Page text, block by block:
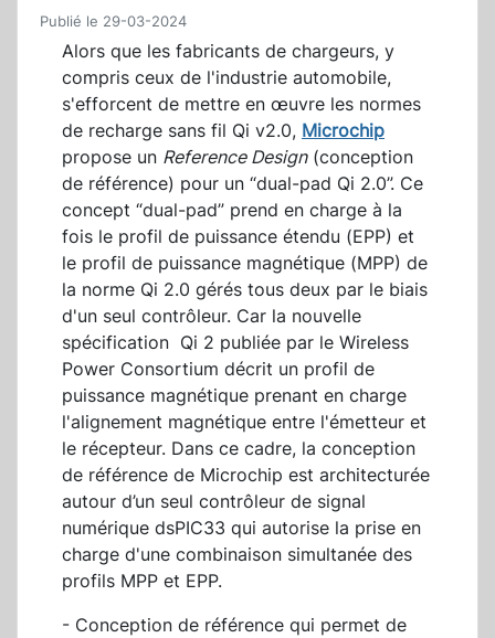
Publié le 29-03-2024
Alors que les fabricants de chargeurs, y
compris ceux de l'industrie automobile,
s'efforcent de mettre en œuvre les normes
de recharge sans fil Qi v2.0, Microchip
propose un Reference Design(conception
de référence) pour un “dual-pad Qi 2.0”. Ce
concept “dual-pad” prend en charge à la
fois le profil de puissance étendu (EPP) et
le profil de puissance magnétique (MPP) de
la norme Qi 2.0 gérés tous deux par le biais
d'un seul contrôleur. Car la nouvelle
spécification Qi 2 publiée par le Wireless
Power Consortium décrit un profil de
puissance magnétique prenant en charge
l'alignement magnétique entre l'émetteur et
le récepteur. Dans ce cadre, la conception
de référence de Microchip est architecturée
autour d’un seul contrôleur de signal
numérique dsPIC33 qui autorise la prise en
charge d'une combinaison simultanée des
profils MPP et EPP.
- Conception de référence qui permet de